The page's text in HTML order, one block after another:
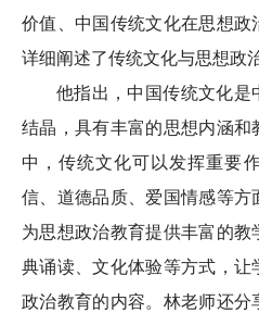
价值、中国传统文化在思想政
详细阐述了传统文化与思想政
他指出，中国传统文化是
结晶，具有丰富的思想内涵
中，传统文化可以发挥重要
信、道德品质、爱国情感等方
为思想政治教育提供丰富的
典诵读、文化体验等方式，让
政治教育的内容。林老师还